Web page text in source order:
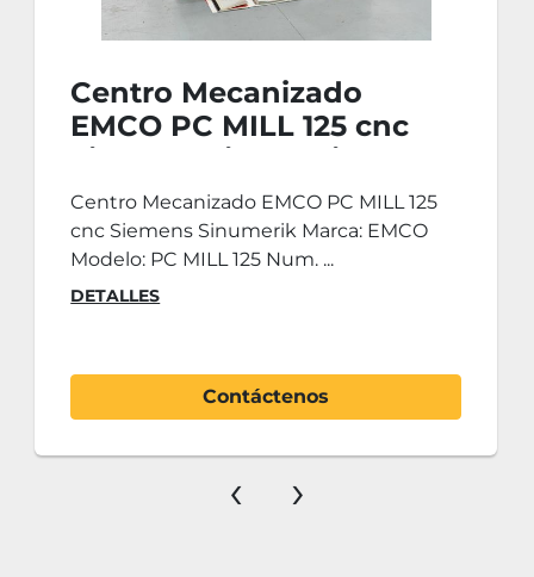
elrefrigerante a la herramienta de corte de
Centro Mecanizado
EMCO PC MILL 125 cnc
Siemens Sinumerik
Centro Mecanizado EMCO PC MILL 125
cnc Siemens Sinumerik Marca: EMCO
Modelo: PC MILL 125 Num. ...
DETALLES
Contáctenos
‹ ›